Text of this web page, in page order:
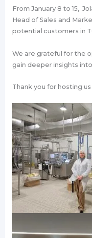
From January 8 to 15,
Head of Sales and
potential customers in
We are grateful for the
gain deeper insights
Thank you for hosting